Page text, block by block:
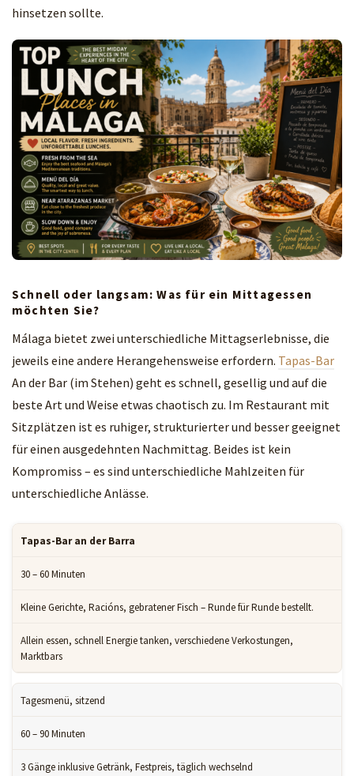
hinsetzen sollte.
Schnell oder langsam: Was für ein Mittagessen
möchten Sie?
Málaga bietet zwei unterschiedliche Mittagserlebnisse, die
jeweils eine andere Herangehensweise erfordern. Tapas-Bar
An der Bar (im Stehen) geht es schnell, gesellig und auf die
beste Art und Weise etwas chaotisch zu. Im Restaurant mit
Sitzplätzen ist es ruhiger, strukturierter und besser geeignet
für einen ausgedehnten Nachmittag. Beides ist kein
Kompromiss – es sind unterschiedliche Mahlzeiten für
unterschiedliche Anlässe.
Tapas-Bar an der Barra
30 – 60 Minuten
Kleine Gerichte, Racións, gebratener Fisch – Runde für Runde bestellt.
Allein essen, schnell Energie tanken, verschiedene Verkostungen,
Marktbars
Tagesmenü, sitzend
60 – 90 Minuten
3 Gänge inklusive Getränk, Festpreis, täglich wechselnd